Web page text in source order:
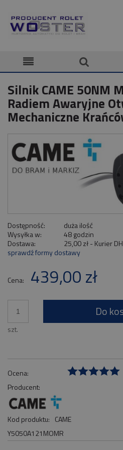
Silnik CAME 50NM
Radiem Awaryjne
Mechaniczne
Dostępność:
duża ilość
Wysyłka w:
48 godzin
Dostawa:
25,00 zł - Kurier
Cena nie zawiera ewentualnych
sprawdź formy dostawy
Cena: 439,00 zł
szt.
Do
Ocena:
Producent:
Kod produktu: CAME
Y5050A121MOMR